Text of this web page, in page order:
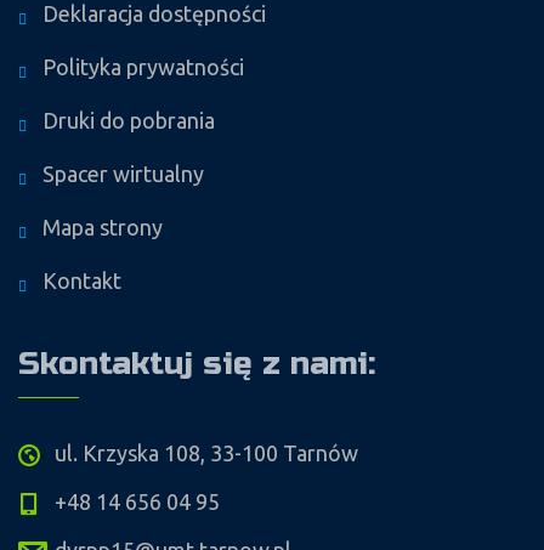
Deklaracja dostępności
Polityka prywatności
Druki do pobrania
Spacer wirtualny
Mapa strony
Kontakt
Skontaktuj się z nami:
ul. Krzyska 108, 33-100 Tarnów
+48 14 656 04 95